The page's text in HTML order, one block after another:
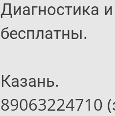
Диагностика
бесплатны.
Казань.
89063224710